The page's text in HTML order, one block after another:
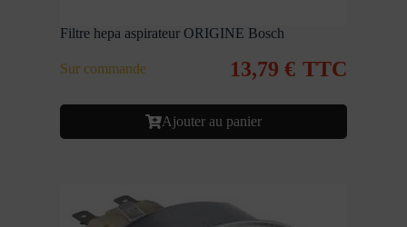
Filtre hepa aspirateur ORIGINE Bosch
Sur commande 13,79 € TTC
Ajouter au panier